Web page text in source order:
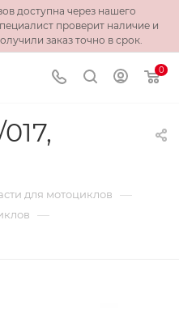
доступна через нашего
проверит наличие и
заказ точно в срок.
0
для мотоциклов —
—